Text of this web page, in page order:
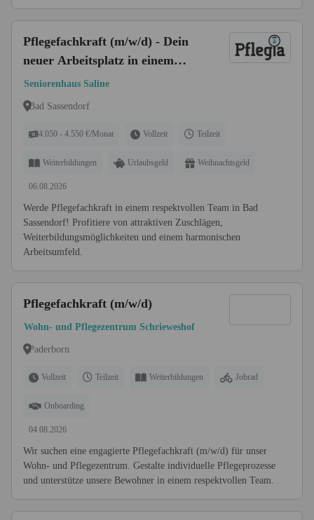
Pflegefachkraft (m/w/d) - Dein
neuer Arbeitsplatz in einem
Team, auf das Du zählen kannst!
Seniorenhaus Saline
Bad Sassendorf
4.050 - 4.550 €/Monat Vollzeit Teilzeit
Weiterbildungen Urlaubsgeld Weihnachtsgeld
06.08.2026
Werde Pflegefachkraft in einem respektvollen Team in Bad
Sassendorf! Profitiere von attraktiven Zuschlägen,
Weiterbildungsmöglichkeiten und einem harmonischen
Arbeitsumfeld.
Pflegefachkraft (m/w/d)
Wohn- und Pflegezentrum Schrieweshof
Paderborn
Vollzeit Teilzeit Weiterbildungen Jobrad
Onboarding
04.08.2026
Wir suchen eine engagierte Pflegefachkraft (m/w/d) für unser
Wohn- und Pflegezentrum. Gestalte individuelle Pflegeprozesse
und unterstütze unsere Bewohner in einem respektvollen Team.